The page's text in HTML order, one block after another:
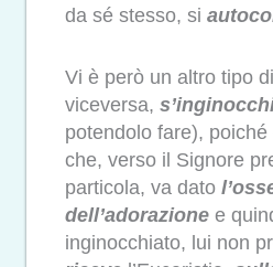
da sé stesso, si
Vi è però un altro tipo
viceversa,
potendolo fare),
che, verso il Signore
particola, va dato
dell’adorazione e
inginocchiato, lui non